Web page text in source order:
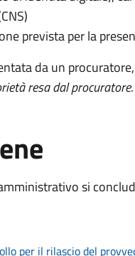
prevista per la
da un
resa dal procuratore.
si
per il rilascio del